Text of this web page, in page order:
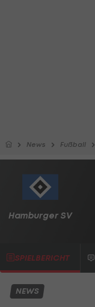
News Fußball
Hamburger SV
SPIELBERICHT
NEWS